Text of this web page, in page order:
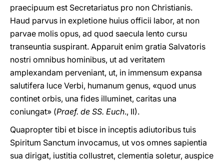
praecipuum est Secretariatus pro non Christianis.
Haud parvus in expletione huius officii labor, at non
parvae molis opus, ad quod saecula lento cursu
transeuntia suspirant. Apparuit enim gratia Salvatoris
nostri omnibus hominibus, ut ad veritatem
amplexandam perveniant, ut, in immensum expansa
salutifera luce Verbi, humanum genus, «quod unus
continet orbis, una fides illuminet, caritas una
coniungat» (Praef. de SS. Euch., II).
Quapropter tibi et bisce in inceptis adiutoribus tuis
Spiritum Sanctum invocamus, ut vos omnes sapientia
sua dirigat, iustitia collustret, clementia soletur, auspice